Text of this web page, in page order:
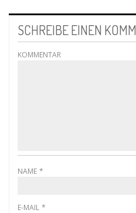
SCHREIBE EINEN
KOMMENTAR
NAME *
E-MAIL *